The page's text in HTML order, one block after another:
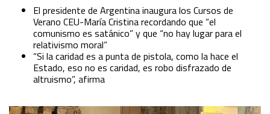
El presidente de Argentina inaugura los Cursos de
Verano CEU-María Cristina recordando que “el
comunismo es satánico” y que “no hay lugar para el
relativismo moral”
“Si la caridad es a punta de pistola, como la hace el
Estado, eso no es caridad, es robo disfrazado de
altruismo”, afirma